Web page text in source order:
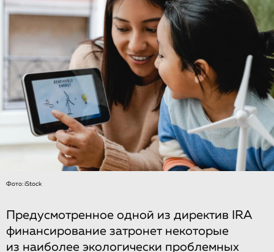
Фото: iStock
Предусмотренное одной из директив IRA
финансирование затронет некоторые
из наиболее экологически проблемных